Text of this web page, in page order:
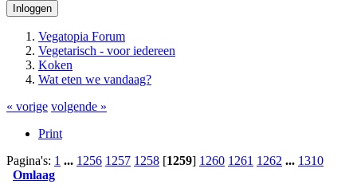
Inloggen
Vegatopia Forum
Vegetarisch - voor iedereen
Koken
Wat eten we vandaag?
« vorige volgende »
Print
Pagina's: 1 ... 1256 1257 1258 [1259] 1260 1261 1262 ... 1310
Omlaag